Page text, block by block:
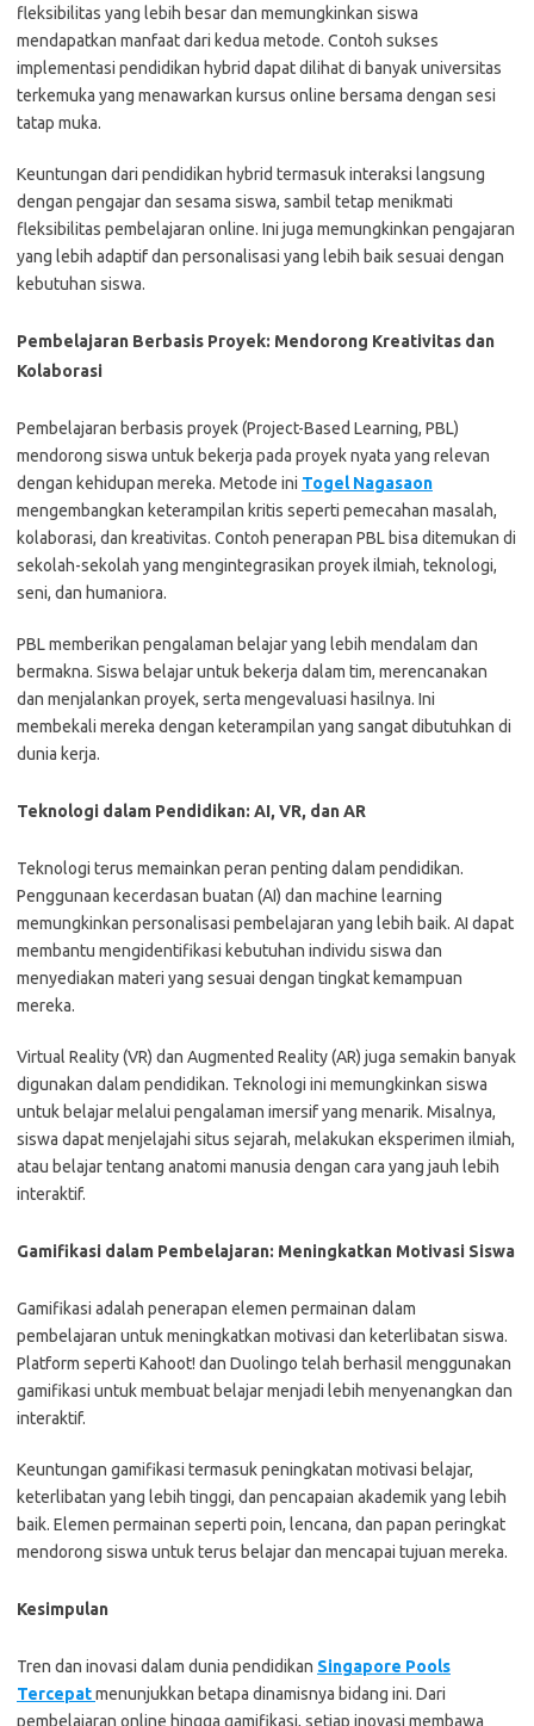
fleksibilitas yang lebih besar dan memungkinkan siswa
mendapatkan manfaat dari kedua metode. Contoh sukses
implementasi pendidikan hybrid dapat dilihat di banyak universitas
terkemuka yang menawarkan kursus online bersama dengan sesi
tatap muka.
Keuntungan dari pendidikan hybrid termasuk interaksi langsung
dengan pengajar dan sesama siswa, sambil tetap menikmati
fleksibilitas pembelajaran online. Ini juga memungkinkan pengajaran
yang lebih adaptif dan personalisasi yang lebih baik sesuai dengan
kebutuhan siswa.
Pembelajaran Berbasis Proyek: Mendorong Kreativitas dan
Kolaborasi
Pembelajaran berbasis proyek (Project-Based Learning, PBL)
mendorong siswa untuk bekerja pada proyek nyata yang relevan
dengan kehidupan mereka. Metode ini Togel Nagasaon
mengembangkan keterampilan kritis seperti pemecahan masalah,
kolaborasi, dan kreativitas. Contoh penerapan PBL bisa ditemukan di
sekolah-sekolah yang mengintegrasikan proyek ilmiah, teknologi,
seni, dan humaniora.
PBL memberikan pengalaman belajar yang lebih mendalam dan
bermakna. Siswa belajar untuk bekerja dalam tim, merencanakan
dan menjalankan proyek, serta mengevaluasi hasilnya. Ini
membekali mereka dengan keterampilan yang sangat dibutuhkan di
dunia kerja.
Teknologi dalam Pendidikan: AI, VR, dan AR
Teknologi terus memainkan peran penting dalam pendidikan.
Penggunaan kecerdasan buatan (AI) dan machine learning
memungkinkan personalisasi pembelajaran yang lebih baik. AI dapat
membantu mengidentifikasi kebutuhan individu siswa dan
menyediakan materi yang sesuai dengan tingkat kemampuan
mereka.
Virtual Reality (VR) dan Augmented Reality (AR) juga semakin banyak
digunakan dalam pendidikan. Teknologi ini memungkinkan siswa
untuk belajar melalui pengalaman imersif yang menarik. Misalnya,
siswa dapat menjelajahi situs sejarah, melakukan eksperimen ilmiah,
atau belajar tentang anatomi manusia dengan cara yang jauh lebih
interaktif.
Gamifikasi dalam Pembelajaran: Meningkatkan Motivasi Siswa
Gamifikasi adalah penerapan elemen permainan dalam
pembelajaran untuk meningkatkan motivasi dan keterlibatan siswa.
Platform seperti Kahoot! dan Duolingo telah berhasil menggunakan
gamifikasi untuk membuat belajar menjadi lebih menyenangkan dan
interaktif.
Keuntungan gamifikasi termasuk peningkatan motivasi belajar,
keterlibatan yang lebih tinggi, dan pencapaian akademik yang lebih
baik. Elemen permainan seperti poin, lencana, dan papan peringkat
mendorong siswa untuk terus belajar dan mencapai tujuan mereka.
Kesimpulan
Tren dan inovasi dalam dunia pendidikan Singapore Pools
Tercepatmenunjukkan betapa dinamisnya bidang ini. Dari
pembelajaran online hingga gamifikasi, setiap inovasi membawa